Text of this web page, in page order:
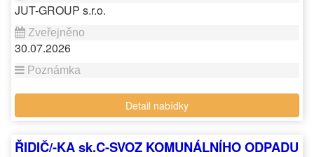
JUT-GROUP s.r.o.
30.07.2026
Detail nabídky
ŘIDIČ/-KA sk.C-SVOZ KOMUNÁLNÍHO ODPADU